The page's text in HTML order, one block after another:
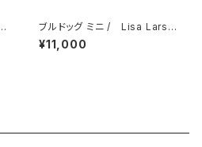
ブルドッグ ミニ / Lisa Larso
n リサ・ラーソン
¥11,000